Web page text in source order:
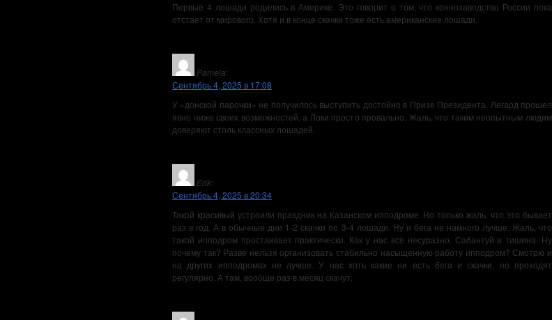
Первые 4 лошади родились в Америке. Это говорит о том, что коннозаводство России пока
отстает от мирового. Хотя и в конце скачки тоже есть американские лошади.
Pamela:
Сентябрь 4, 2025 в 17:08
У «донской парочки» не получилось выступить достойно в Призе Президента. Легард прошел
явно ниже своих возможностей, а Локи просто провально. Жаль, что таким неопытным людям
доверяют столь классных лошадей.
Erik:
Сентябрь 4, 2025 в 20:34
Такой красивый устроили праздник на Казанском ипподроме. Но только жаль, что это бывает
раз в год. А в обычные дни 1-2 скачки по 3-4 лошади. Ну и бега не намного лучше. Жаль, что
такой ипподром простаивает практически. Как у нас все несуразно. Сабантуй и тишина. Ну
почему так? Разве нельзя организовать стабильно насыщенную работу ипподром? Смотрю и
на других ипподромах не лучше. У нас хоть какие ни есть бега и скачки, но проходят
регулярно. А там, вообще раз в месяц скачут.